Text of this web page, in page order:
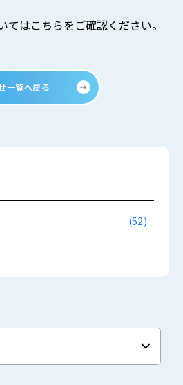
てはこちらをご確認ください。
一覧へ戻る
(52)